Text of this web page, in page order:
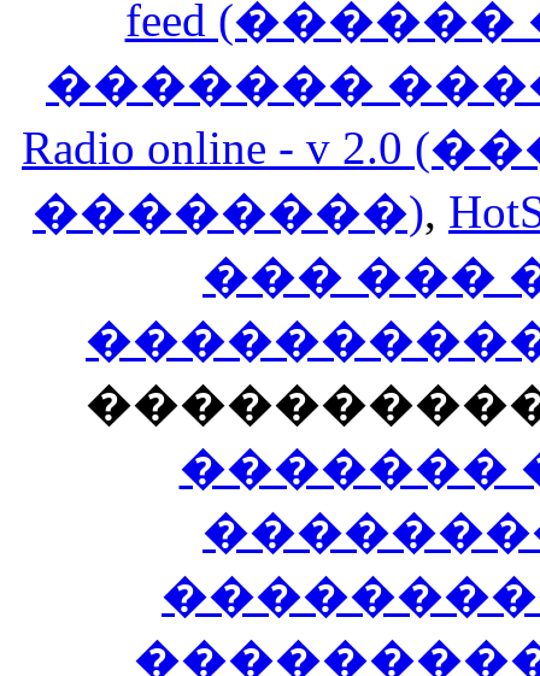
feed
�������
Radio online - v
��������),
��� ���
�������